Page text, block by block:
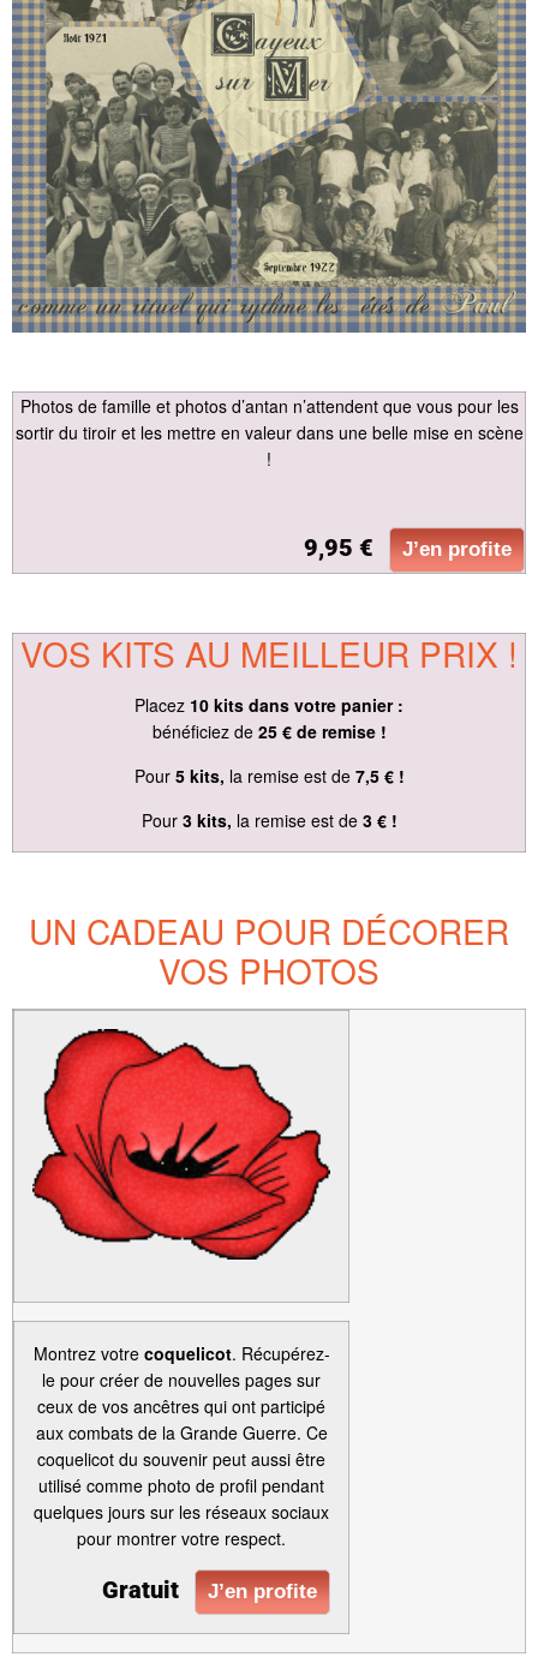
Photos de famille et photos d’antan n’attendent que vous pour les
sortir du tiroir et les mettre en valeur dans une belle mise en scène
!
9,95 € J’en profite
VOS KITS AU MEILLEUR PRIX !
Placez 10 kits dans votre panier :
bénéficiez de 25 € de remise !
Pour 5 kits, la remise est de 7,5 € !
Pour 3 kits, la remise est de 3 € !
UN CADEAU POUR DÉCORER
VOS PHOTOS
Montrez votre coquelicot. Récupérez-
le pour créer de nouvelles pages sur
ceux de vos ancêtres qui ont participé
aux combats de la Grande Guerre. Ce
coquelicot du souvenir peut aussi être
utilisé comme photo de profil pendant
quelques jours sur les réseaux sociaux
pour montrer votre respect.
Gratuit J’en profite